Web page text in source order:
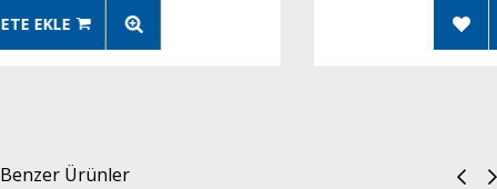
Benzer Ürünler